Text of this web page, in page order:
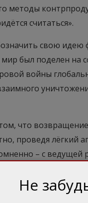
методы
считаться».
свою идею
был поделен на
войны
что возвращение
проведя лёгкий
– с
найти
уже сесть за
Не